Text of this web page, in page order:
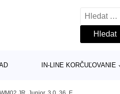
Vyhledávání
IN-LINE KORČUĽOVANIE